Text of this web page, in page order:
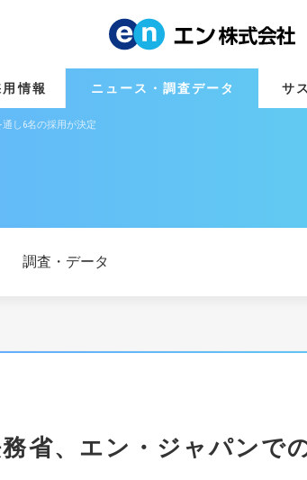
用情報 ニュース・調査データ サ
し6名の採用が決定
調査・データ
省、エン・ジャパンで